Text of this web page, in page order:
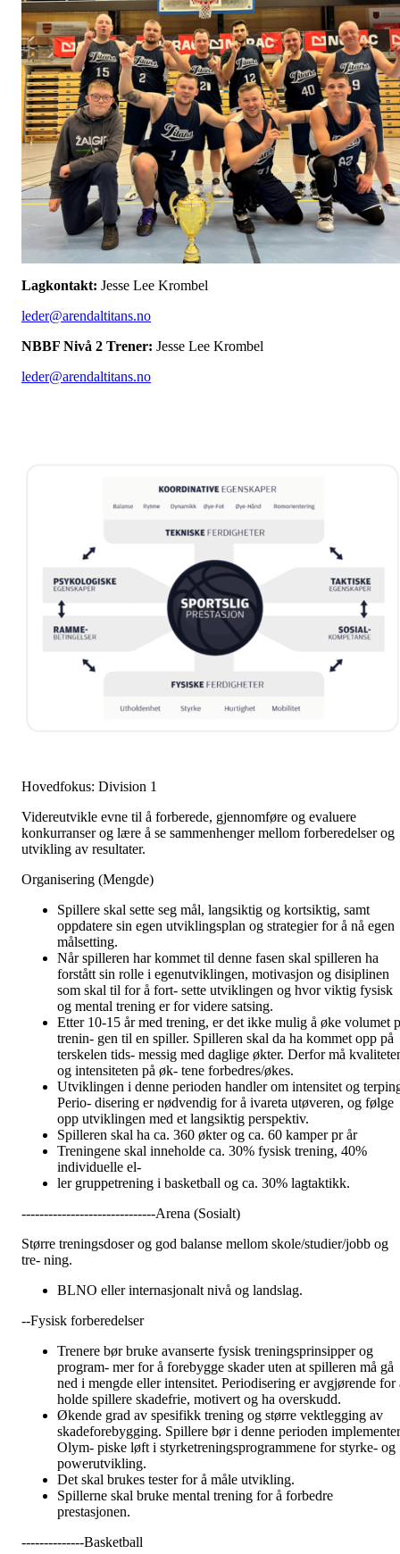
Lagkontakt: Jesse Lee Krombel
leder@arendaltitans.no
NBBF Nivå 2 Trener: Jesse Lee Krombel
leder@arendaltitans.no
Hovedfokus: Division 1
Videreutvikle evne til å forberede, gjennomføre og evaluere
konkurranser og lære å se sammenhenger mellom forberedelser og
utvikling av resultater.
Organisering (Mengde)
Spillere skal sette seg mål, langsiktig og kortsiktig, samt
oppdatere sin egen utviklingsplan og strategier for å nå egen
målsetting.
Når spilleren har kommet til denne fasen skal spilleren ha
forstått sin rolle i egenutviklingen, motivasjon og disiplinen
som skal til for å fort- sette utviklingen og hvor viktig fysisk
og mental trening er for videre satsing.
Etter 10-15 år med trening, er det ikke mulig å øke volumet
trenin- gen til en spiller. Spilleren skal da ha kommet opp på
terskelen tids- messig med daglige økter. Derfor må
og intensiteten på øk- tene forbedres/økes.
Utviklingen i denne perioden handler om intensitet og
Perio- disering er nødvendig for å ivareta utøveren, og følge
opp utviklingen med et langsiktig perspektiv.
Spilleren skal ha ca. 360 økter og ca. 60 kamper pr år
Treningene skal inneholde ca. 30% fysisk trening, 40%
individuelle el-
ler gruppetrening i basketball og ca. 30% lagtaktikk.
------------------------------Arena (Sosialt)
Større treningsdoser og god balanse mellom skole/studier/jobb og
tre- ning.
BLNO eller internasjonalt nivå og landslag.
--Fysisk forberedelser
Trenere bør bruke avanserte fysisk treningsprinsipper og
program- mer for å forebygge skader uten at spilleren må gå
ned i mengde eller intensitet. Periodisering er avgjørende for
holde spillere skadefrie, motivert og ha overskudd.
Økende grad av spesifikk trening og større vektlegging av
skadeforebygging. Spillere bør i denne perioden
Olym- piske løft i styrketreningsprogrammene for styrke- og
powerutvikling.
Det skal brukes tester for å måle utvikling.
Spillerne skal bruke mental trening for å forbedre
prestasjonen.
--------------Basketball